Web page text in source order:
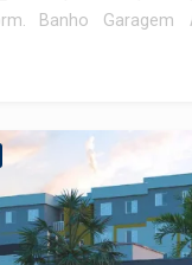
prática, integrada à
em bairro tranquilo e
ideal para quem
e qualidade de
Banho Garagem